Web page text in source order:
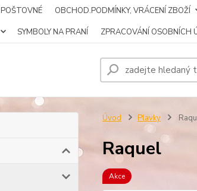
POŠTOVNÉ OBCHOD.PODMÍNKY, VRÁCENÍ ZBOŽÍ
SYMBOLY NA PRANÍ ZPRACOVÁNÍ OSOBNÍCH
Úvod Plavky
Raquel
Akce